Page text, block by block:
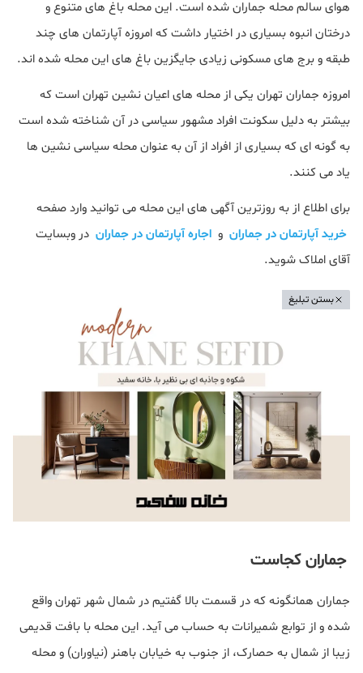
هوای سالم محله جماران شده است. این محله باغ های متنوع و
درختان انبوه بسیاری در اختیار داشت که امروزه آپارتمان های چند
طبقه و برج های مسکونی زیادی جایگزین باغ های این محله شده اند.
امروزه جماران تهران یکی از محله های اعیان نشین تهران است که
بیشتر به دلیل سکونت افراد مشهور سیاسی در آن شناخته شده است
به گونه ای که بسیاری از افراد از آن به عنوان محله سیاسی نشین ها
یاد می کنند.
برای اطلاع از به روزترین آگهی های این محله می توانید وارد صفحه
خرید آپارتمان در جماران و اجاره آپارتمان در جماران در وبسایت
آقای املاک شوید.
بستن تبلیغ
جماران کجاست
جماران همانگونه که در قسمت بالا گفتیم در شمال شهر تهران واقع
شده و از توابع شمیرانات به حساب می آید. این محله با بافت قدیمی
زیبا از شمال به حصارک، از جنوب به خیابان باهنر (نیاوران) و محله